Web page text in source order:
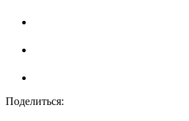
Поделиться: